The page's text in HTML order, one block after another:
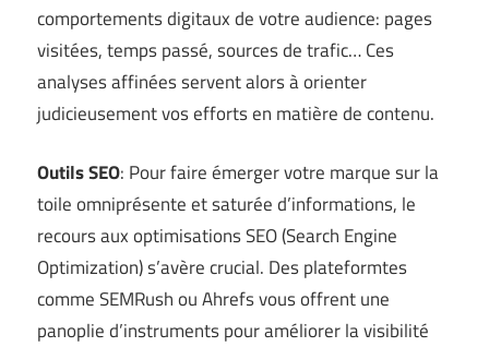
comportements digitaux de votre audience: pages
visitées, temps passé, sources de trafic… Ces
analyses affinées servent alors à orienter
judicieusement vos efforts en matière de contenu.
Outils SEO: Pour faire émerger votre marque sur la
toile omniprésente et saturée d’informations, le
recours aux optimisations SEO (Search Engine
Optimization) s’avère crucial. Des plateformtes
comme SEMRush ou Ahrefs vous offrent une
panoplie d’instruments pour améliorer la visibilité